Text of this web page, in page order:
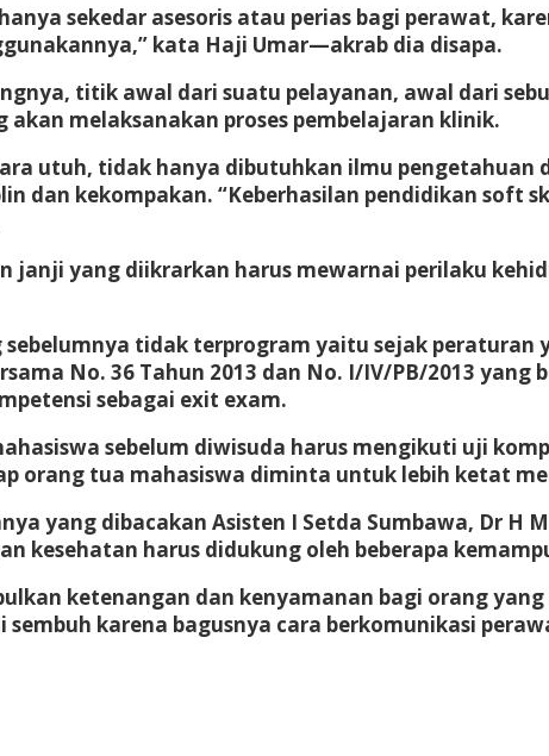
sekedar asesoris atau perias bagi perawat,
kata Haji Umar—akrab dia disapa.
titik awal dari suatu pelayanan, awal dari
melaksanakan proses pembelajaran klinik.
utuh, tidak hanya dibutuhkan ilmu
dan kekompakan. “Keberhasilan pendidikan soft
janji yang diikrarkan harus mewarnai perilaku
tidak terprogram yaitu sejak
No. 36 Tahun 2013 dan No. I/IV/PB/2013
sebagai exit exam.
sebelum diwisuda harus mengikuti uji
orang tua mahasiswa diminta untuk lebih ketat
yang dibacakan Asisten I Setda Sumbawa, Dr H
kesehatan harus didukung oleh beberapa
ketenangan dan kenyamanan bagi orang
karena bagusnya cara berkomunikasi